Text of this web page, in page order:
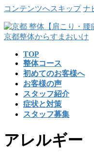
コンテンツへスキップ ナ
TOP
整体コース
初めてのお客様へ
お客様の声
スタッフ紹介
症状と対策
スタッフ募集
アレルギー